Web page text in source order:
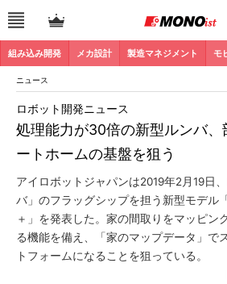
組み込み開発 メカ設計 製造マネジメント モ
ニュース
処理能力が30倍の新型ルンバ、
ートホームの基盤を狙う
ロボット開発ニュース
アイロボットジャパンは2019年2月19日
バ」のフラッグシップを担う新型モデル
＋」を発表した。家の間取りをマッピン
る機能を備え、「家のマップデータ」で
トフォームになることを狙っている。